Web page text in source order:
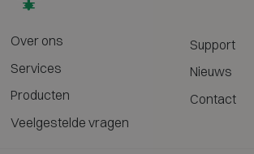
Over ons
Services
Producten
Veelgestelde vragen
Support
Nieuws
Contact